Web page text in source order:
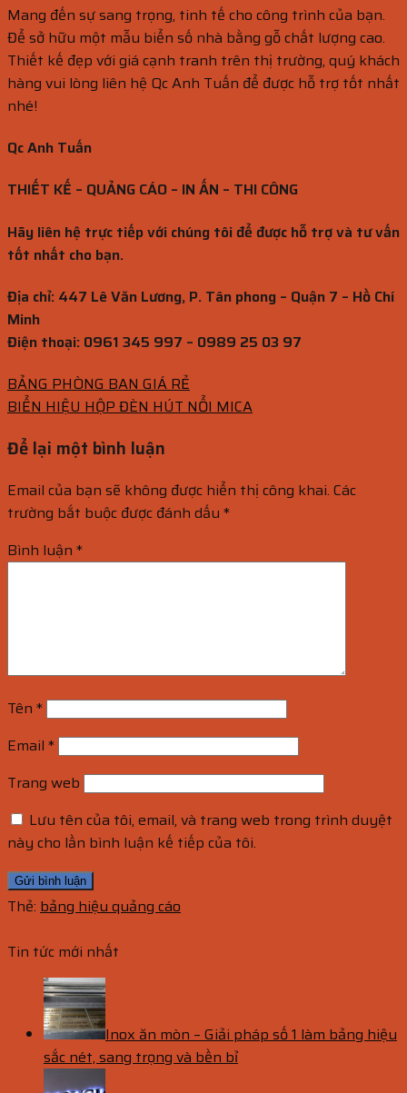
Mang đến sự sang trọng, tinh tế cho công trình của bạn.
Để sở hữu một mẫu biển số nhà bằng gỗ chất lượng cao.
Thiết kế đẹp với giá cạnh tranh trên thị trường, quý khách
hàng vui lòng liên hệ Qc Anh Tuấn để được hỗ trợ tốt nhất
nhé!
Qc Anh Tuấn
THIẾT KẾ – QUẢNG CÁO – IN ẤN – THI CÔNG
Hãy liên hệ trực tiếp với chúng tôi để được hỗ trợ và tư vấn
tốt nhất cho bạn.
Địa chỉ: 447 Lê Văn Lương, P. Tân phong – Quận 7 – Hồ Chí
Minh
Điện thoại: 0961 345 997 – 0989 25 03 97
BẢNG PHÒNG BAN GIÁ RẺ
BIỂN HIỆU HỘP ĐÈN HÚT NỔI MICA
Để lại một bình luận
Email của bạn sẽ không được hiển thị công khai. Các
trường bắt buộc được đánh dấu *
Bình luận *
Tên *
Email *
Trang web
Lưu tên của tôi, email, và trang web trong trình duyệt
này cho lần bình luận kế tiếp của tôi.
Thẻ: bảng hiệu quảng cáo
Tin tức mới nhất
Inox ăn mòn – Giải pháp số 1 làm bảng hiệu
sắc nét, sang trọng và bền bỉ